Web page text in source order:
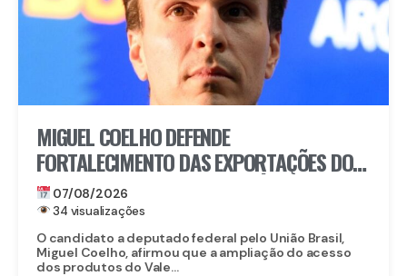
MIGUEL COELHO DEFENDE
FORTALECIMENTO DAS EXPORTAÇÕES DO
VALE DO SÃO FRANCISCO APÓS ABERTURA
DO MERCADO CHINÊS
07/08/2026
34 visualizações
O candidato a deputado federal pelo União Brasil,
Miguel Coelho, afirmou que a ampliação do acesso
dos produtos do Vale...